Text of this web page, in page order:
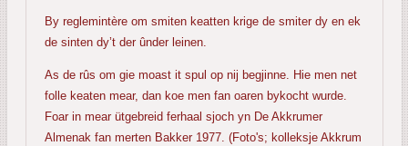
By reglemintère om smiten keatten krige de smiter dy en ek
de sinten dy’t der ûnder leinen.
As de rûs om gie moast it spul op nij begjinne. Hie men net
folle keaten mear, dan koe men fan oaren bykocht wurde.
Foar in mear ütgebreid ferhaal sjoch yn De Akkrumer
Almenak fan merten Bakker 1977. (Foto's; kolleksje Akkrum